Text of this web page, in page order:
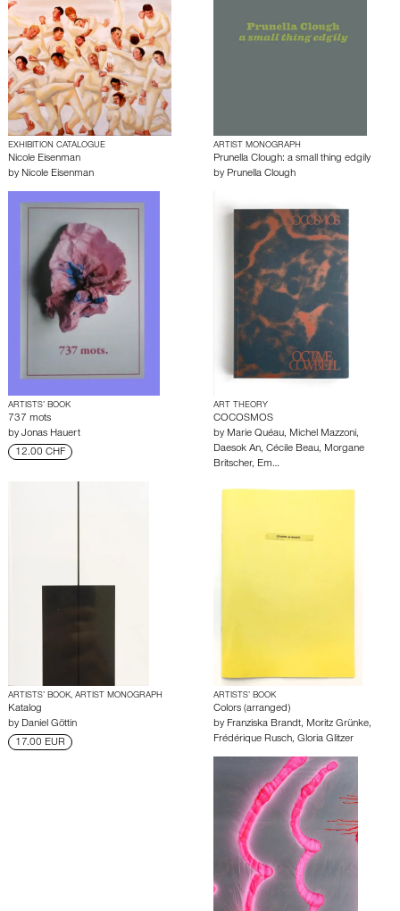
EXHIBITION CATALOGUE
Nicole Eisenman
by Nicole Eisenman
ARTIST MONOGRAPH
Prunella Clough: a small thing edgily
by Prunella Clough
ARTISTS’ BOOK
737 mots
by Jonas Hauert
12.00 CHF
ART THEORY
COCOSMOS
by Marie Quéau, Michel Mazzoni,
Daesok An, Cécile Beau, Morgane
Britscher, Em…
ARTISTS’ BOOK, ARTIST MONOGRAPH
Katalog
by Daniel Göttin
17.00 EUR
ARTISTS’ BOOK
Colors (arranged)
by Franziska Brandt, Moritz Grünke,
Frédérique Rusch, Gloria Glitzer